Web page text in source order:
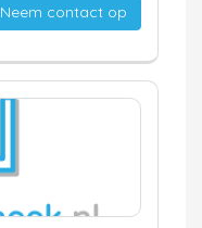
Neem contact op